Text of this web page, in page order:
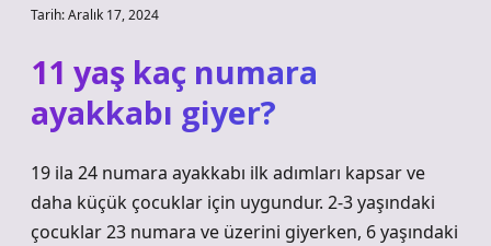
Tarih: Aralık 17, 2024
11 yaş kaç numara
ayakkabı giyer?
19 ila 24 numara ayakkabı ilk adımları kapsar ve
daha küçük çocuklar için uygundur. 2-3 yaşındaki
çocuklar 23 numara ve üzerini giyerken, 6 yaşındaki